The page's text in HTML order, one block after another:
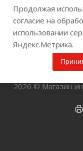
г. Пермь,
2026 © Магазин
Продолжая
согласие на
использовании
Яндекс.Метрика.